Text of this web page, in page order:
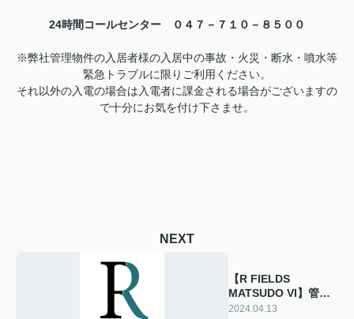
24時間コールセンター ０４７－７１０－８５００
※弊社管理物件の入居者様の入居中の事故・火災・断水・噴水等
緊急トラブルに限りご利用ください。
それ以外の入電の場合は入電者に課金される場合がございますの
で十分にお気を付け下さませ。
NEXT
【R FIELDS
MATSUDO VI】管理
物件が増えました♪
2024.04.13